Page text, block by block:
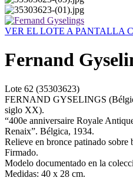
VER EL LOTE A PANTALLA
Fernand
Lote 62 (35303623)
FERNAND GYSELINGS
siglo XX).
“400e anniversaire Royale
Renaix”. Bélgica, 1934.
Relieve en bronce patinado sobre
Firmado.
Modelo documentado en la
Medidas: 40 x 28 cm.